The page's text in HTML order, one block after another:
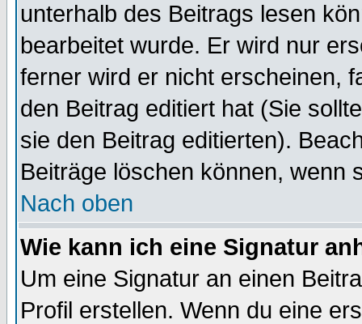
unterhalb des Beitrags lesen
bearbeitet wurde. Er wird nur
ferner wird er nicht erscheinen,
den Beitrag editiert hat (Sie
sie den Beitrag editierten).
Beiträge löschen können, wenn
Nach oben
Wie kann ich eine Signatur
Um eine Signatur an einen
Profil erstellen. Wenn du eine